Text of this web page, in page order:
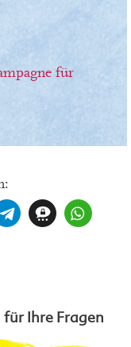
für
für Ihre Fragen